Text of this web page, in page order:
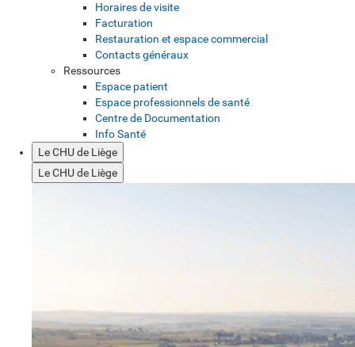
Horaires de visite
Facturation
Restauration et espace commercial
Contacts généraux
Ressources
Espace patient
Espace professionnels de santé
Centre de Documentation
Info Santé
Le CHU de Liège
Le CHU de Liège